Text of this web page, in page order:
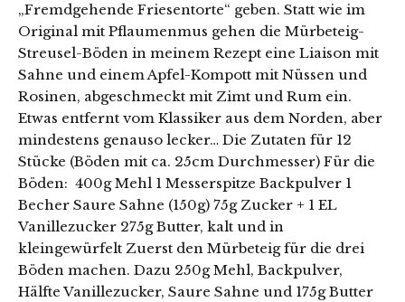
„Fremdgehende Friesentorte“ geben. Statt wie im
Original mit Pflaumenmus gehen die Mürbeteig-
Streusel-Böden in meinem Rezept eine Liaison mit
Sahne und einem Apfel-Kompott mit Nüssen und
Rosinen, abgeschmeckt mit Zimt und Rum ein.
Etwas entfernt vom Klassiker aus dem Norden, aber
mindestens genauso lecker… Die Zutaten für 12
Stücke (Böden mit ca. 25cm Durchmesser) Für die
Böden: 400g Mehl 1 Messerspitze Backpulver 1
Becher Saure Sahne (150g) 75g Zucker + 1 EL
Vanillezucker 275g Butter, kalt und in
kleingewürfelt Zuerst den Mürbeteig für die drei
Böden machen. Dazu 250g Mehl, Backpulver,
Hälfte Vanillezucker, Saure Sahne und 175g Butter